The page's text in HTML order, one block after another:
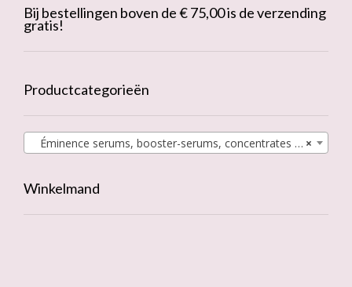
Bij bestellingen boven de € 75,00 is de verzending
gratis!
Productcategorieën
×
Éminence serums, booster-serums, concentrates & oils
Winkelmand